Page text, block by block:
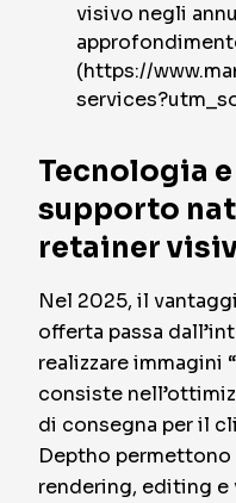
visivo negli
(https://
Tecnologia
supporto
retainer
Nel 2025, il
offerta passa
realizzare immagini
consiste
di consegna per il
Deptho
rendering, editing